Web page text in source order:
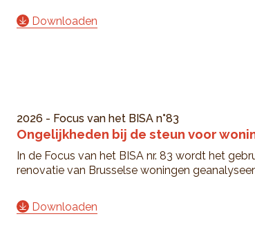
Downloaden
2026 - Focus van het BISA n°83
Ongelijkheden bij de steun voor
In de Focus van het BISA nr. 83 wordt het
renovatie van Brusselse woningen
Downloaden